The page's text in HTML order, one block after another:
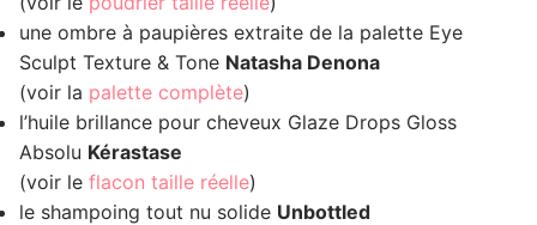
une ombre à paupières extraite de la palette Eye
Sculpt Texture & Tone Natasha Denona
(voir la palette complète)
l’huile brillance pour cheveux Glaze Drops Gloss
Absolu Kérastase
(voir le flacon taille réelle)
le shampoing tout nu solide Unbottled